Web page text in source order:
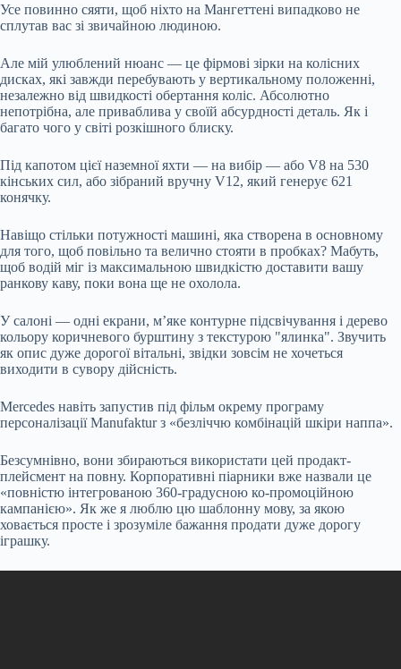
Усе повинно сяяти, щоб ніхто на Мангеттені випадково не
сплутав вас зі звичайною людиною.
Але мій улюблений нюанс — це фірмові зірки на колісних
дисках, які завжди перебувають у вертикальному положенні,
незалежно від швидкості обертання коліс. Абсолютно
непотрібна, але приваблива у своїй абсурдності деталь. Як і
багато чого у світі розкішного блиску.
Під капотом цієї наземної яхти — на вибір — або V8 на 530
кінських сил, або зібраний вручну V12, який генерує 621
конячку.
Навіщо стільки потужності машині, яка створена в основному
для того, щоб повільно та велично стояти в пробках? Мабуть,
щоб водій міг із максимальною швидкістю доставити вашу
ранкову каву, поки вона ще не охолола.
У салоні — одні екрани, м’яке контурне підсвічування і дерево
кольору коричневого бурштину з текстурою "ялинка". Звучить
як опис дуже дорогої вітальні, звідки зовсім не хочеться
виходити в сувору дійсність.
Mercedes навіть запустив під фільм окрему програму
персоналізації Manufaktur з «безліччю комбінацій шкіри наппа».
Безсумнівно, вони збираються використати цей продакт-
плейсмент на повну. Корпоративні піарники вже назвали це
«повністю інтегрованою 360-градусною ко-промоційною
кампанією». Як же я люблю цю шаблонну мову, за якою
ховається просте і зрозуміле бажання продати дуже дорогу
іграшку.